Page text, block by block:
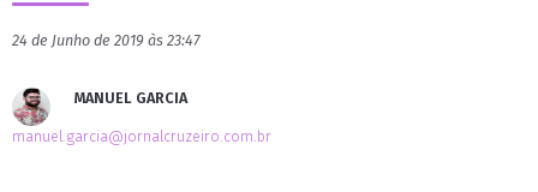
24 de Junho de 2019 às 23:47
MANUEL GARCIA
manuel.garcia@jornalcruzeiro.com.br